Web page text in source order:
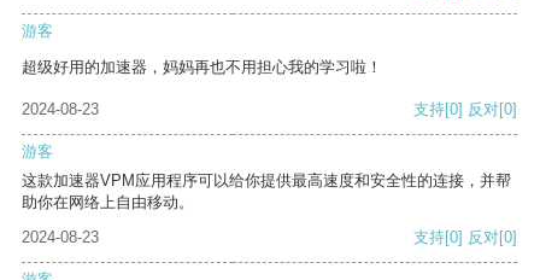
游客
超级好用的加速器，妈妈再也不用担心我的学习啦！
2024-08-23 支持[0] 反对[0]
游客
这款加速器VPM应用程序可以给你提供最高速度和安全性的连接，并帮
助你在网络上自由移动。
2024-08-23
支持[0] 反对[0]